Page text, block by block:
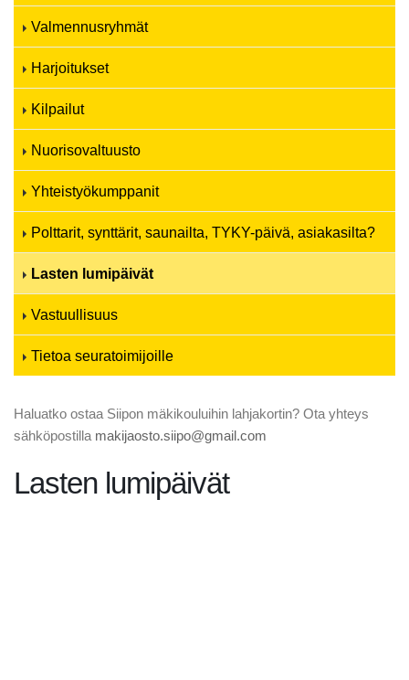
Valmennusryhmät
Harjoitukset
Kilpailut
Nuorisovaltuusto
Yhteistyökumppanit
Polttarit, synttärit, saunailta, TYKY-päivä, asiakasilta?
Lasten lumipäivät
Vastuullisuus
Tietoa seuratoimijoille
Haluatko ostaa Siipon mäkikouluihin lahjakortin? Ota yhteys
sähköpostilla makijaosto.siipo@gmail.com
Lasten lumipäivät